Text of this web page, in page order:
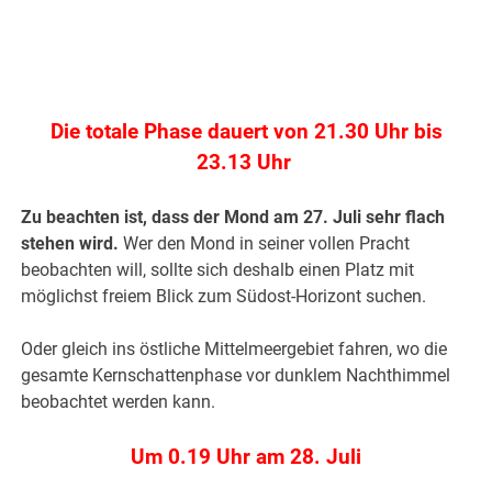
Die totale Phase dauert von 21.30 Uhr bis
23.13 Uhr
Zu beachten ist, dass der Mond am 27. Juli sehr flach
stehen wird. Wer den Mond in seiner vollen Pracht
beobachten will, sollte sich deshalb einen Platz mit
möglichst freiem Blick zum Südost-Horizont suchen.
Oder gleich ins östliche Mittelmeergebiet fahren, wo die
gesamte Kernschattenphase vor dunklem Nachthimmel
beobachtet werden kann.
Um 0.19 Uhr am 28. Juli